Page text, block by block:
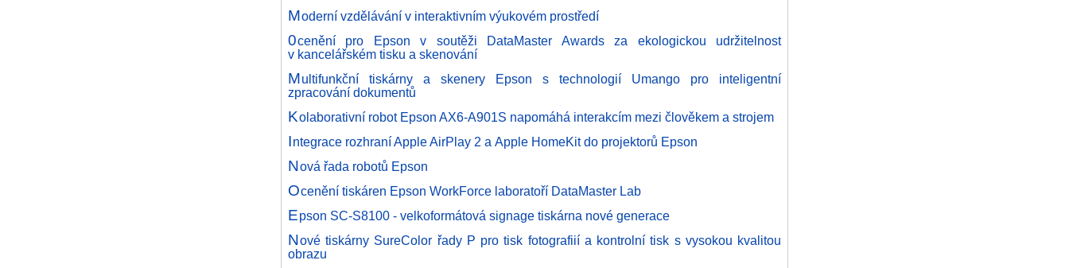
Moderní vzdělávání v interaktivním výukovém prostředí
0cenění pro Epson v soutěži DataMaster Awards za ekologickou udržitelnost
v kancelářském tisku a skenování
Multifunkční tiskárny a skenery Epson s technologií Umango pro inteligentní
zpracování dokumentů
Kolaborativní robot Epson AX6-A901S napomáhá interakcím mezi člověkem a strojem
Integrace rozhraní Apple AirPlay 2 a Apple HomeKit do projektorů Epson
Nová řada robotů Epson
Ocenění tiskáren Epson WorkForce laboratoří DataMaster Lab
Epson SC-S8100 - velkoformátová signage tiskárna nové generace
Nové tiskárny SureColor řady P pro tisk fotografiií a kontrolní tisk s vysokou kvalitou
obrazu